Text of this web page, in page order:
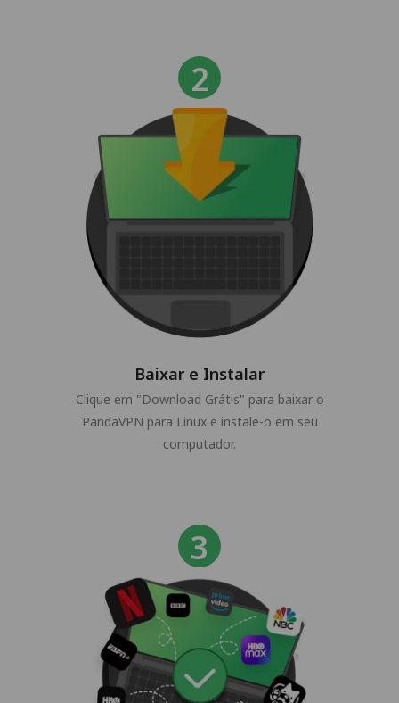
Baixar e Instalar
Clique em "Download Grátis" para baixar o
PandaVPN para Linux e instale-o em seu
computador.